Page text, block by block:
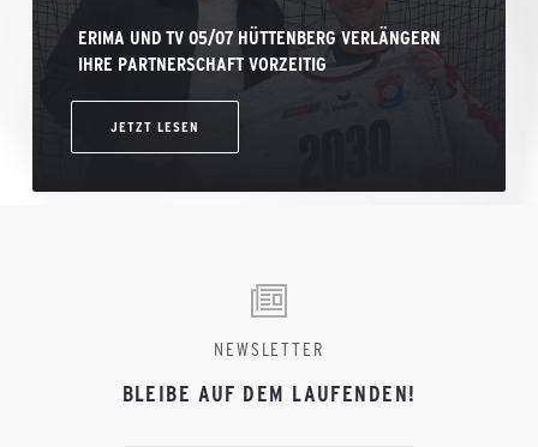
ERIMA UND TV 05/07 HÜTTENBERG VERLÄNGERN
IHRE PARTNERSCHAFT VORZEITIG
JETZT LESEN
NEWSLETTER
BLEIBE AUF DEM LAUFENDEN!